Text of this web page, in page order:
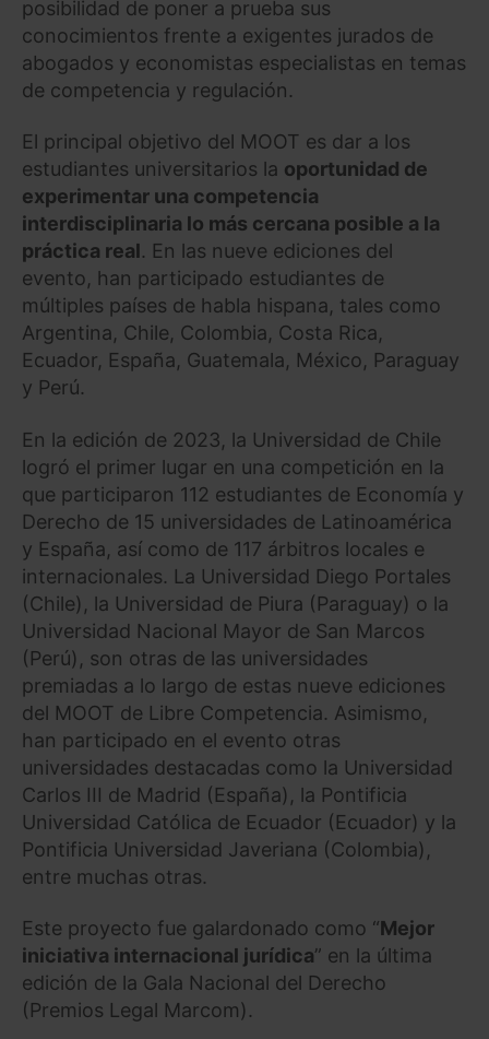
posibilidad de poner a prueba sus
conocimientos frente a exigentes jurados de
abogados y economistas especialistas en temas
de competencia y regulación.
El principal objetivo del MOOT es dar a los
estudiantes universitarios la oportunidad de
experimentar una competencia
interdisciplinaria lo más cercana posible a la
práctica real. En las nueve ediciones del
evento, han participado estudiantes de
múltiples países de habla hispana, tales como
Argentina, Chile, Colombia, Costa Rica,
Ecuador, España, Guatemala, México, Paraguay
y Perú.
En la edición de 2023, la Universidad de Chile
logró el primer lugar en una competición en la
que participaron 112 estudiantes de Economía y
Derecho de 15 universidades de Latinoamérica
y España, así como de 117 árbitros locales e
internacionales. La Universidad Diego Portales
(Chile), la Universidad de Piura (Paraguay) o la
Universidad Nacional Mayor de San Marcos
(Perú), son otras de las universidades
premiadas a lo largo de estas nueve ediciones
del MOOT de Libre Competencia. Asimismo,
han participado en el evento otras
universidades destacadas como la Universidad
Carlos III de Madrid (España), la Pontificia
Universidad Católica de Ecuador (Ecuador) y la
Pontificia Universidad Javeriana (Colombia),
entre muchas otras.
Este proyecto fue galardonado como “Mejor
iniciativa internacional jurídica” en la última
edición de la Gala Nacional del Derecho
(Premios Legal Marcom).